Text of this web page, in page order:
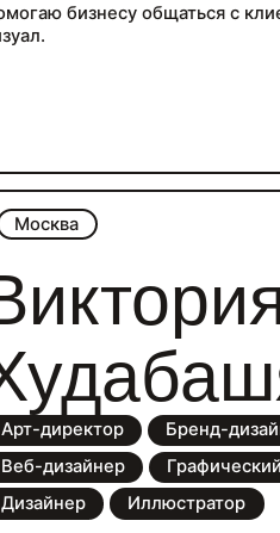
бизнесу общаться с
Москва
Арт-директор
Бренд-
Веб-дизайнер
Дизайнер
Иллюстратор